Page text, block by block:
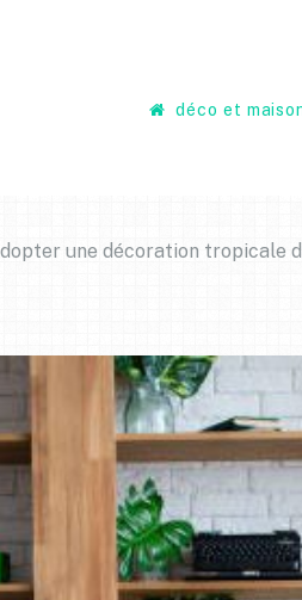
déco et
une décoration tropicale